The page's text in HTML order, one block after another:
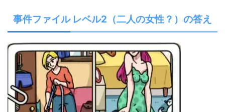
事件ファイル レベル2（二人の女性？）の答え